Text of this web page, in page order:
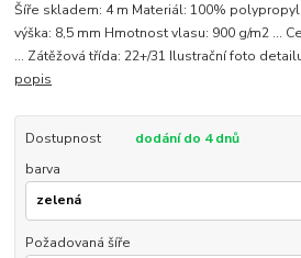
Šíře skladem: 4 m Materiál: 100%
výška: 8,5 mm Hmotnost vlasu: 900 g/m2 ...
... Zátěžová třída: 22+/31 Ilustrační foto
popis
Dostupnost
dodání do 4 dnů
barva
Požadovaná šíře